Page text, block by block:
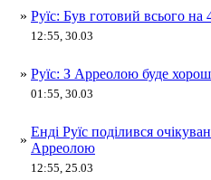
» Руїс: Був готовий всього на
12:55, 30.03
» Руїс: З Арреолою буде
01:55, 30.03
»
Енді Руїс поділився
Арреолою
12:55, 25.03